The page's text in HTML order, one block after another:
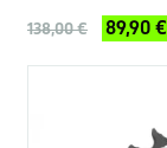
138,00 € 89,90 €